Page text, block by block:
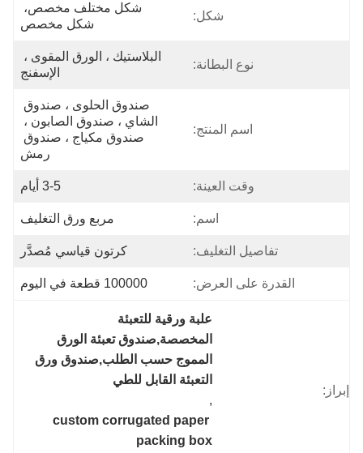
شكل:
شكل مخصص
نوع البطانة:
الإسفنج
اسم المنتج:
رمش
وقت العينة: 3-5 أيام
اسم: مربع ورق التغليف
تفاصيل التغليف: كرتون قياسي مُصدَّر
القدرة على العرض: 100000 قطعة في اليوم
إبراز:
التعبئة القابل للطي
,
custom corrugated paper
packing box